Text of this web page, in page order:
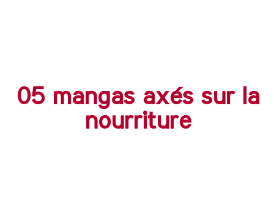
05 mangas axés sur la
nourriture